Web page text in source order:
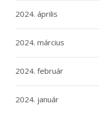
2024. április
2024. március
2024. február
2024. január